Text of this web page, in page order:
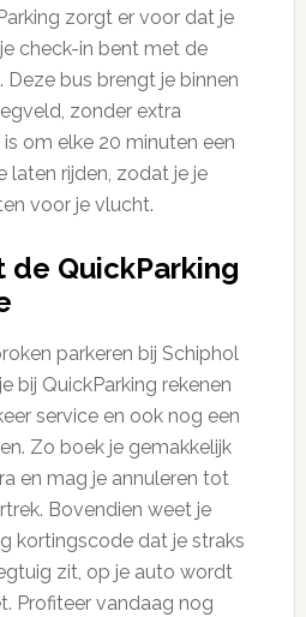
zorgt er voor dat je
check-in bent met de
bus brengt je binnen
zonder extra
om elke 20 minuten een
laten rijden, zodat je je
voor je vlucht.
de QuickParking
parkeren bij Schiphol
bij QuickParking rekenen
service en ook nog een
Zo boek je gemakkelijk
en mag je annuleren tot
Bovendien weet je
kortingscode dat je straks
zit, op je auto wordt
Profiteer vandaag nog